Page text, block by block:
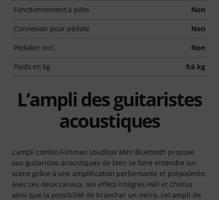
Fonctionnement à piles Non
Connexion pour pédale Non
Pédalier incl. Non
Poids en kg 9,6 kg
L’ampli des guitaristes
acoustiques
L’ampli combo Fishman Loudbox Mini Bluetooth propose
aux guitaristes acoustiques de bien se faire entendre sur
scène grâce à une amplification performante et polyvalente.
Avec ses deux canaux, ses effets intégrés Hall et Chorus
ainsi que la possibilité de brancher un micro, cet ampli de